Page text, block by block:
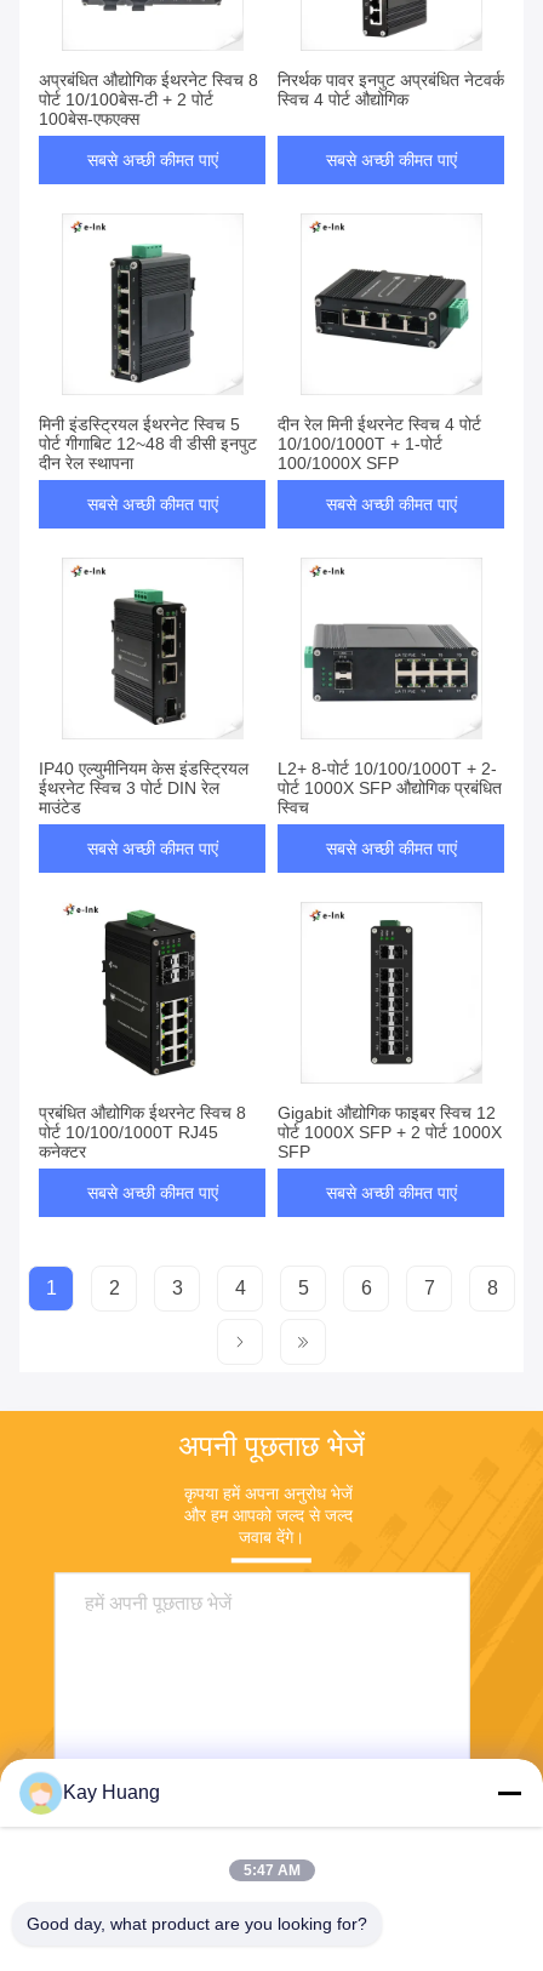
अप्रबंधित औद्योगिक ईथरनेट स्विच 8
पोर्ट 10/100बेस-टी + 2 पोर्ट
100बेस-एफएक्स
सबसे अच्छी कीमत पाएं
निरर्थक पावर इनपुट अप्रबंधित नेटवर्क
स्विच 4 पोर्ट औद्योगिक
सबसे अच्छी कीमत पाएं
मिनी इंडस्ट्रियल ईथरनेट स्विच 5
पोर्ट गीगाबिट 12~48 वी डीसी इनपुट
दीन रेल स्थापना
सबसे अच्छी कीमत पाएं
दीन रेल मिनी ईथरनेट स्विच 4 पोर्ट
10/100/1000T + 1-पोर्ट
100/1000X SFP
सबसे अच्छी कीमत पाएं
IP40 एल्युमीनियम केस इंडस्ट्रियल
ईथरनेट स्विच 3 पोर्ट DIN रेल
माउंटेड
सबसे अच्छी कीमत पाएं
L2+ 8-पोर्ट 10/100/1000T + 2-
पोर्ट 1000X SFP औद्योगिक प्रबंधित
स्विच
सबसे अच्छी कीमत पाएं
प्रबंधित औद्योगिक ईथरनेट स्विच 8
पोर्ट 10/100/1000T RJ45
कनेक्टर
सबसे अच्छी कीमत पाएं
Gigabit औद्योगिक फाइबर स्विच 12
पोर्ट 1000X SFP + 2 पोर्ट 1000X
SFP
सबसे अच्छी कीमत पाएं
1 2 3 4 5 6 7 8
अपनी पूछताछ भेजें
कृपया हमें अपना अनुरोध भेजें
और हम आपको जल्द से जल्द
जवाब देंगे।
Kay Huang
5:47 AM
Good day, what product are you looking for?